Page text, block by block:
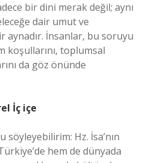
bir dini merak değil; aynı
dair umut ve
aynadır. İnsanlar, bu soruyu
koşullarını, toplumsal
da göz önünde
İç içe
Hz. İsa’nın
hem de dünyada